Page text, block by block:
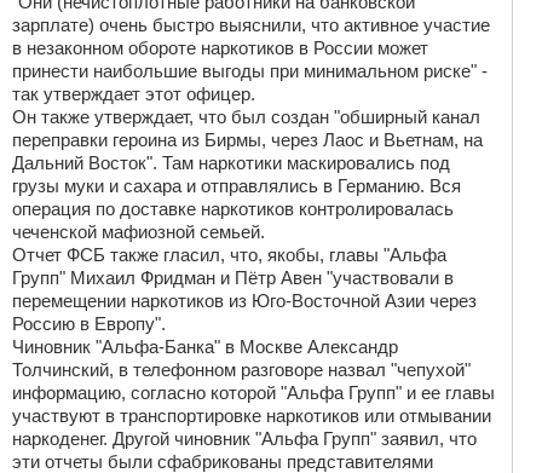
зарплате) очень быстро выяснили, что активное участие
в незаконном обороте наркотиков в России может
принести наибольшие выгоды при минимальном риске" -
так утверждает этот офицер.
Он также утверждает, что был создан "обширный канал
переправки героина из Бирмы, через Лаос и Вьетнам, на
Дальний Восток". Там наркотики маскировались под
грузы муки и сахара и отправлялись в Германию. Вся
операция по доставке наркотиков контролировалась
чеченской мафиозной семьей.
Отчет ФСБ также гласил, что, якобы, главы "Альфа
Групп" Михаил Фридман и Пётр Авен "участвовали в
перемещении наркотиков из Юго-Восточной Азии через
Россию в Европу".
Чиновник "Альфа-Банка" в Москве Александр
Толчинский, в телефонном разговоре назвал "чепухой"
информацию, согласно которой "Альфа Групп" и ее главы
участвуют в транспортировке наркотиков или отмывании
наркоденег. Другой чиновник "Альфа Групп" заявил, что
эти отчеты были сфабрикованы представителями